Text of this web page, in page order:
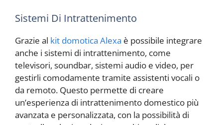
Sistemi Di Intrattenimento
Grazie al kit domotica Alexa è possibile integrare
anche i sistemi di intrattenimento, come
televisori, soundbar, sistemi audio e video, per
gestirli comodamente tramite assistenti vocali o
da remoto. Questo permette di creare
un’esperienza di intrattenimento domestico più
avanzata e personalizzata, con la possibilità di